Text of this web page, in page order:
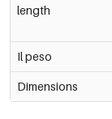
length
Il peso
Dimensions